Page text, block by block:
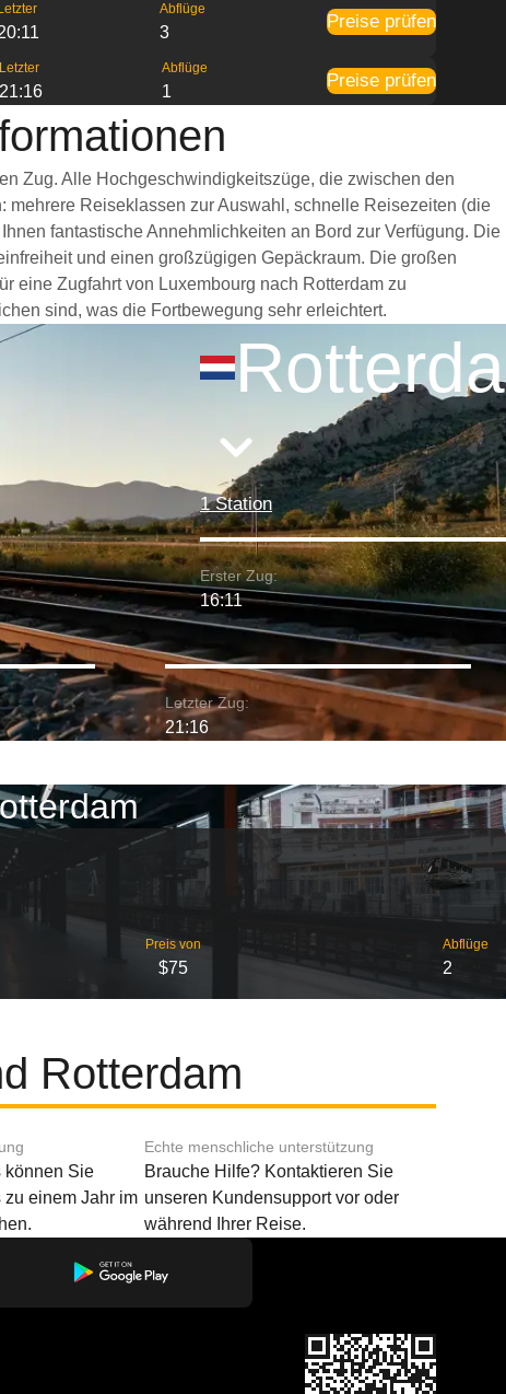
Letzter Abflüge
3
Preise prüfen
Letzter
21:16
Abflüge
1
Preise prüfen
Zug. Alle Hochgeschwindigkeitszüge, die zwischen den
Reiseklassen zur Auswahl, schnelle Reisezeiten (die
fantastische Annehmlichkeiten an Bord zur Verfügung. Die
und einen großzügigen Gepäckraum. Die großen
eine Zugfahrt von Luxembourg nach Rotterdam zu
sind, was die Fortbewegung sehr erleichtert.
1 Station
Erster Zug:
16:11
Letzter Zug:
21:16
Preis von
$75
Abflüge
2
Rotterdam
können Sie
zu einem Jahr im
Echte menschliche unterstützung
Brauche Hilfe? Kontaktieren Sie
unseren Kundensupport vor oder
während Ihrer Reise.